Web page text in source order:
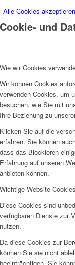
Alle Cookies akzeptieren
Cookie- und
Wie wir Cookies
Wir können Cookies
verwenden Cookies, um
besuchen, wie Sie mit
Ihre Beziehung zu
Klicken Sie auf die
erfahren. Sie können
dass das Blockieren
Erfahrung auf unseren
anbieten können.
Wichtige Website Cookies
Diese Cookies sind
verfügbaren Dienste zur
nutzen.
Da diese Cookies zur
können Sie sie nicht